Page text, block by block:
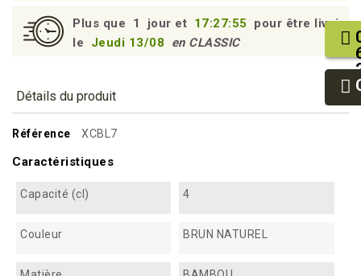
Plus que 1 jour et 17:27:54
pour être livré
le
Jeudi 13/08 en CLASSIC
Détails du produit
Référence XCBL7
Caractéristiques
Capacité (cl) 4
Couleur BRUN NATUREL